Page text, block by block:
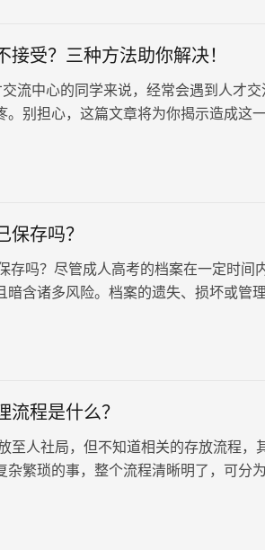
受？三种方法助你解决！
流中心的同学来说，经常会遇到人才交
别担心，这篇文章将为你揭示造成这
存吗？
吗？尽管成人高考的档案在一定时间
含诸多风险。档案的遗失、损坏或管
程是什么？
人社局，但不知道相关的存放流程，
繁琐的事，整个流程清晰明了，可分